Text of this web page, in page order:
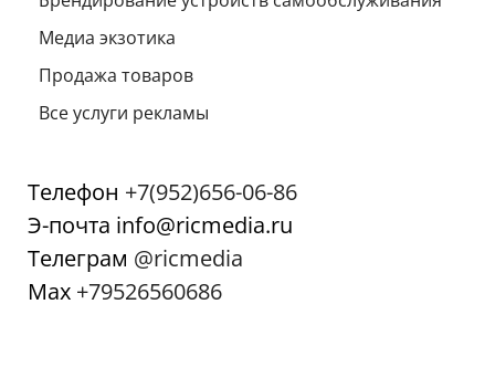
Медиа экзотика
Продажа товаров
Все услуги рекламы
Телефон +7(952)656-06-86
Э-почта info@ricmedia.ru
Телеграм @ricmedia
Мах +79526560686